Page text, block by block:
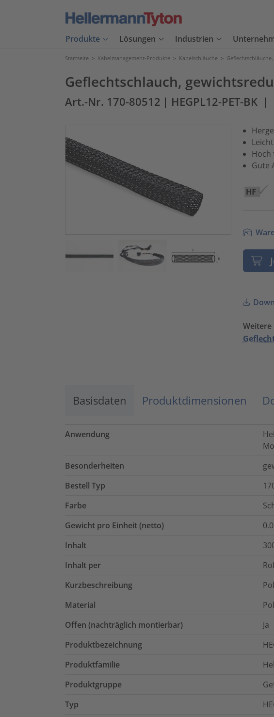
Produkte Lösungen Industrien
Startseite > Kabelmanagement-Produkte > Kabelschläuche >
Geflechtschlauch,
Art.-Nr. 170-80512 | HEGPL12-PET-BK |
Hoch
Gute
Basisdaten Produktdimensionen
Anwendung
Besonderheiten
Bestell Typ
Farbe
Gewicht pro Einheit (netto)
Inhalt
Inhalt per
Kurzbeschreibung
Material
Offen (nachträglich montierbar)
Ja
Produktbezeichnung
Produktfamilie
Produktgruppe
Typ